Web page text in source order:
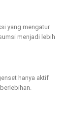
yang mengatur
menjadi lebih
hanya aktif